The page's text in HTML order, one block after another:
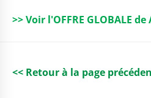
o r n p
>> Voir l'OFFRE GLOBALE
<< Retour à la page